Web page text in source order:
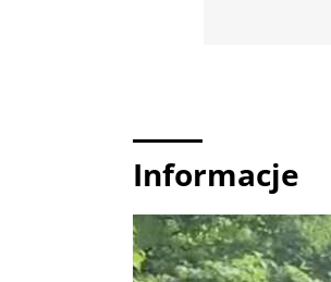
Informacje